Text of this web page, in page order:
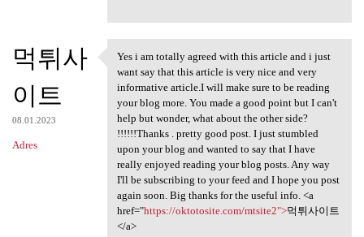
먹튀사
이트
08.01.2023
Adres
Yes i am totally agreed with
Yes i am totally agreed with this article and i just
want say that this article is very nice and very
informative article.I will make sure to be reading
your blog more. You made a good point but I can't
help but wonder, what about the other side?
!!!!!!Thanks . pretty good post. I just stumbled
upon your blog and wanted to say that I have
really enjoyed reading your blog posts. Any way
I'll be subscribing to your feed and I hope you post
again soon. Big thanks for the useful info. <a
href="https://oktotosite.com/mtsite2">먹튀사이트
</a>